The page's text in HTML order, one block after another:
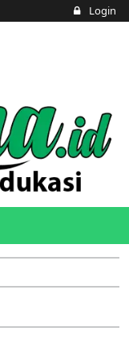
Login